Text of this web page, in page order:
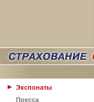
Экспонаты
Пресса